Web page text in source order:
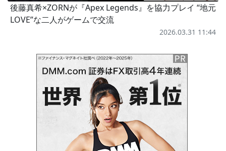
後藤真希×ZORNが『Apex Legends』を協力プレイ “地元
LOVE”な二人がゲームで交流
2026.03.31 11:44